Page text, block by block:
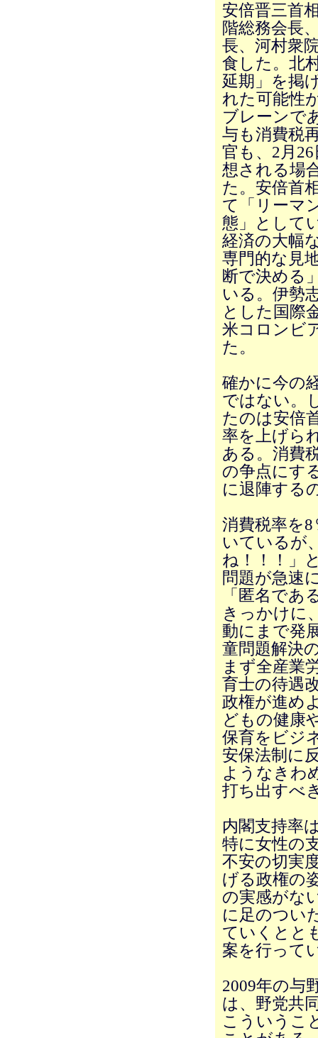
安倍晋三首
階総務会長
長、河村衆
食した。北
延期」を掲
れた可能性
ブレーンで
与も消費税
官も、2月
想される場
た。安倍首
て「リーマ
態」として
経済の大幅
専門的な見
断で決める
いる。伊勢
とした国際
米コロンビ
た。
確かに今の
ではない。
たのは安倍
率を上げら
ある。消費
の争点にす
に退陣する
消費税率を
いているが
ね！！！」
問題が急速
「匿名であ
きっかけに
動にまで発
童問題解決
まず全産業
育士の待遇
政権が進め
どもの健康
保育をビジ
安保法制に
ようなきわ
打ち出すべ
内閣支持率
特に女性の
不安の切実
げる政権の
の実感がな
に足のつい
ていくとと
案を行って
2009年の与
は、野党共
こういうこ